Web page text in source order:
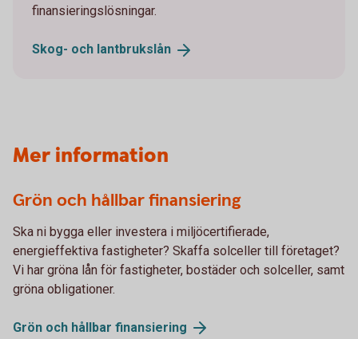
finansieringslösningar.
Skog- och lantbrukslån
Mer information
Grön och hållbar finansiering
Ska ni bygga eller investera i miljöcertifierade,
energieffektiva fastigheter? Skaffa solceller till företaget?
Vi har gröna lån för fastigheter, bostäder och solceller, samt
gröna obligationer.
Grön och hållbar finansiering